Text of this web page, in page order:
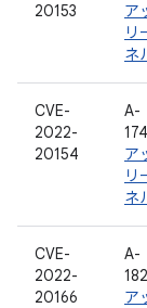
20153
ア
リ
ネ
CVE-
2022-
20154
A-
ア
リ
ネ
CVE-
2022-
20166
A-
ア